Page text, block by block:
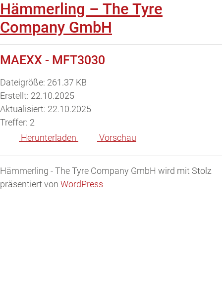
Hämmerling – The Tyre
Company GmbH
MAEXX - MFT3030
Dateigröße: 261.37 KB
Erstellt: 22.10.2025
Aktualisiert: 22.10.2025
Treffer: 2
Herunterladen
Vorschau
Hämmerling - The Tyre Company GmbH wird mit Stolz
präsentiert von WordPress